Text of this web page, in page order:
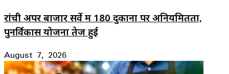
रांची अपर बाजार सर्वे में 180 दुकानों पर अनियमितता,
पुनर्विकास योजना तेज हुई
August 7, 2026